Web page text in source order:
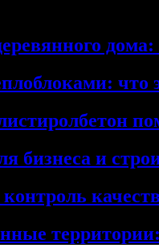
бизнеса и
территории: